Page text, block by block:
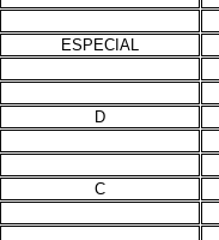
ESPECIAL
D
C